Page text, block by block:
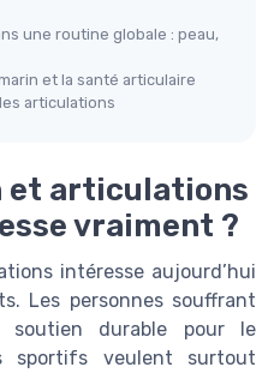
une routine globale : peau,
et la santé articulaire
articulations
et articulations
vraiment ?
intéresse aujourd’hui
Les personnes souffrant
soutien durable pour le
sportifs veulent surtout